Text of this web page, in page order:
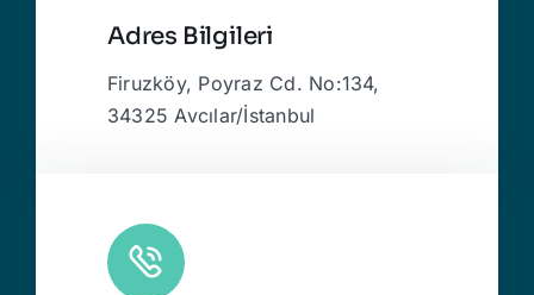
Adres Bilgileri
Firuzköy, Poyraz Cd. No:134,
34325 Avcılar/İstanbul